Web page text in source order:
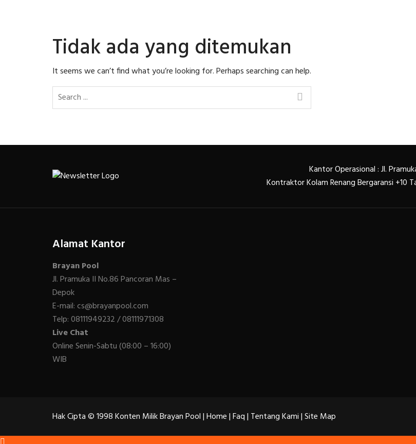
Tidak ada yang ditemukan
It seems we can’t find what you’re looking for. Perhaps searching can help.
Kantor Operasional : Jl.
Kontraktor Kolam Renang Bergaransi +10
Alamat Kantor
Brayan Pool
Jl. Pramuka II No.86 Pancoran Mas –
Depok
E-mail: cs@brayanpool.com
Telp: 08111949232 / 08111971308
Live Chat
Online Senin-Sabtu (08:00 – 16:00)
WIB
Hak Cipta © 1998 Konten Milik Brayan Pool |Home|Faq| Tentang Kami|Site Map